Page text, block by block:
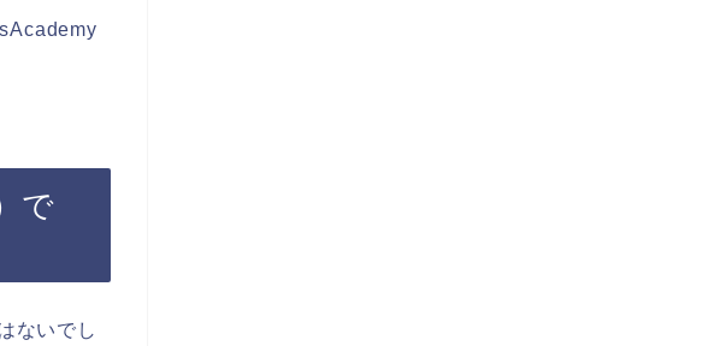
で
ないでし